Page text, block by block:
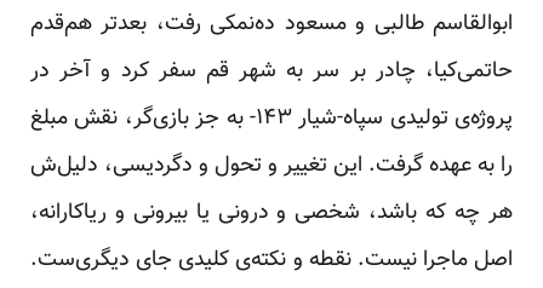
ابوالقاسم طالبی و مسعود ده‌نمکی رفت، بعدتر هم‌قدم
حاتمی‌کیا، چادر بر سر به شهر قم سفر کرد و آخر در
پروژه‌ی تولیدی سپاه-شیار ۱۴۳- به جز بازی‌گر، نقش مبلغ
را به عهده گرفت. این تغییر و تحول و دگردیسی، دلیل‌ش
هر چه که باشد، شخصی و درونی یا بیرونی و ریاکارانه،
اصل ماجرا نیست. نقطه‌ و نکته‌ی کلیدی جای دیگری‌ست.